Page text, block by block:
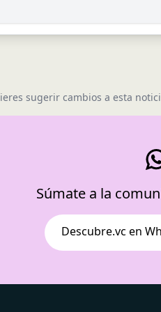
sugerir cambios a esta
Súmate a la
Descubre.vc en